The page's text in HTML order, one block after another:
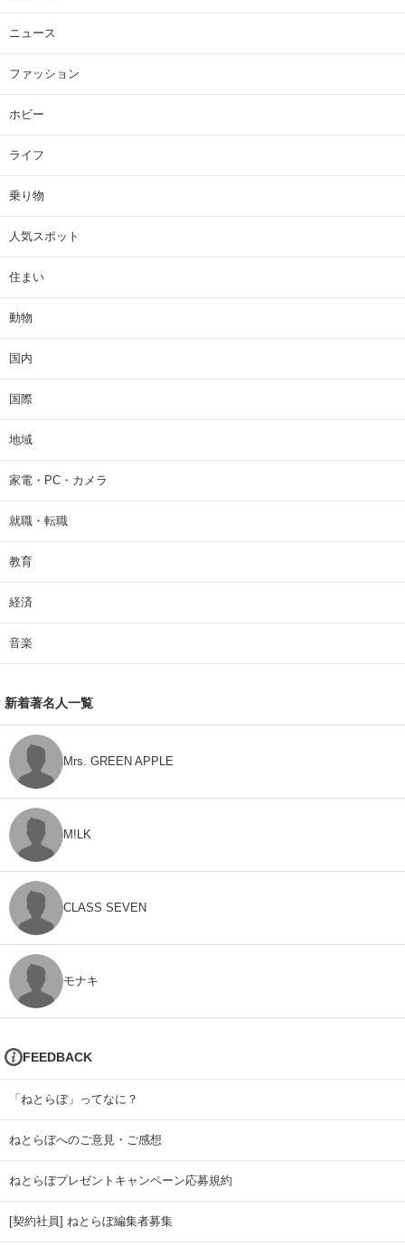
ニュース
ファッション
ホビー
ライフ
乗り物
人気スポット
住まい
動物
国内
国際
地域
家電・PC・カメラ
就職・転職
教育
経済
音楽
新着著名人一覧
Mrs. GREEN APPLE
M!LK
CLASS SEVEN
モナキ
FEEDBACK
「ねとらぼ」ってなに？
ねとらぼへのご意見・ご感想
ねとらぼプレゼントキャンペーン応募規約
[契約社員] ねとらぼ編集者募集